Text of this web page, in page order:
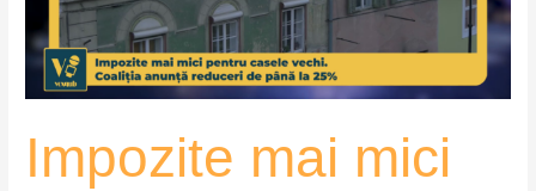
Impozite mai mici
Coaliția
anunță
reduceri
până